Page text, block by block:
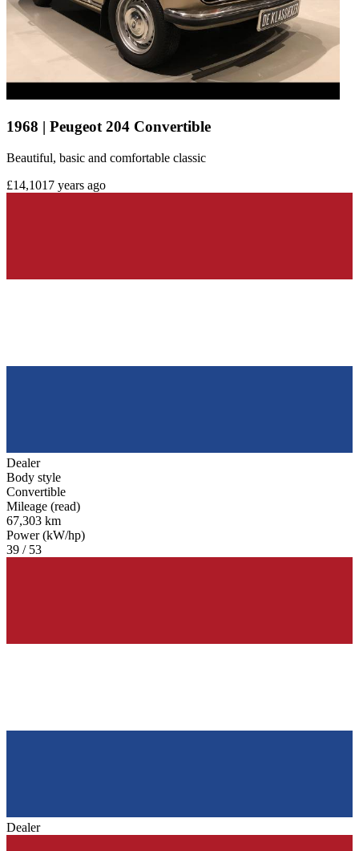
1968 | Peugeot 204 Convertible
Beautiful, basic and comfortable classic
£14,101 7 years ago
Dealer
Body style
Convertible
Mileage (read)
67,303 km
Power (kW/hp)
39 / 53
Dealer